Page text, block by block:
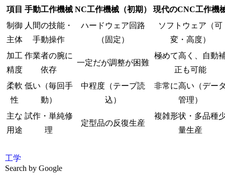
項目 手動工作機械 NC工作機械（初期）
現代のCNC工作機
制御
主体
人間の技能・
手動操作
ハードウェア回路
（固定）
ソフトウェア（可
変・高度）
加工
精度
作業者の腕に
依存
一定だが調整が困難
極めて高く、自動
正も可能
柔軟
性
低い（毎回手
動）
中程度（テープ読
込）
非常に高い（デー
管理）
主な
用途
試作・単純修
理
定型品の反復生産
複雑形状・多品種
量生産
工学
Search by Google